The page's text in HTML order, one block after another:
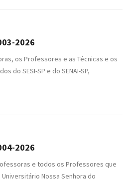
2026
os Professores e as Técnicas e os
do SESI-SP e do SENAI-SP,
2026
e todos os Professores que
Universitário Nossa Senhora do